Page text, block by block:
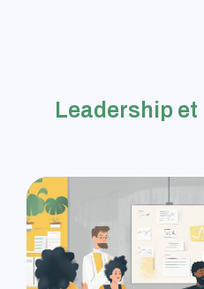
Leadership